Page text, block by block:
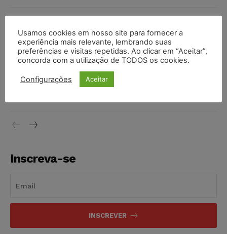
novos para pessoas com deficiência e autistas de todos os
níveis
DIREITO TRIBUTÁRIO 07/08/2026
Justiça do Trabalho mantém justa causa de empregado que
vendia canetas emagrecedoras no local de trabalho
Inscreva-se
INSCREVER
Usamos cookies em nosso site para fornecer a
experiência mais relevante, lembrando suas
preferências e visitas repetidas. Ao clicar em “Aceitar”,
concorda com a utilização de TODOS os cookies.
Configurações Aceitar